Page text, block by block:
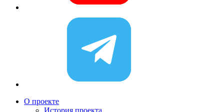
О проекте
История проекта